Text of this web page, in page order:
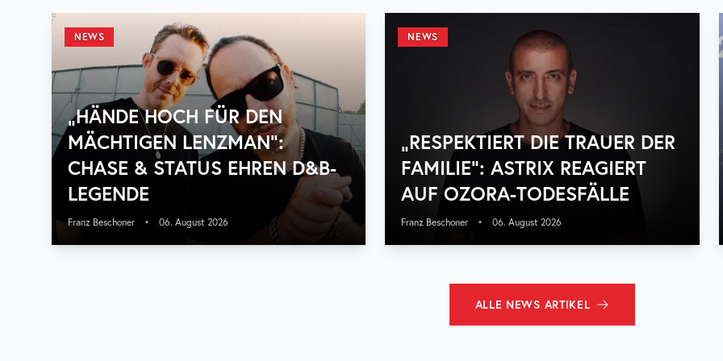
NEWS
„HÄNDE HOCH FÜR DEN
MÄCHTIGEN LENZMAN“:
CHASE & STATUS EHREN D&B-
LEGENDE
Franz Beschoner • 06. August 2026
NEWS
„RESPEKTIERT DIE TRAUER DER
FAMILIE“: ASTRIX REAGIERT
AUF OZORA-TODESFÄLLE
Franz Beschoner • 06. August 2026
ALLE NEWS ARTIKEL